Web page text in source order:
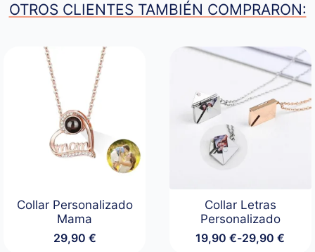
OTROS CLIENTES TAMBIÉN COMPRARON:
Collar Personalizado
Mama
29,90 €
Collar Letras
Personalizado
19,90€-29,90€
Rango